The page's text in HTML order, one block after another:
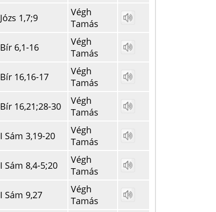
Józs 1,7;9
Végh
Tamás
Bír 6,1-16
Végh
Tamás
Bír 16,16-17
Végh
Tamás
Bír 16,21;28-30
Végh
Tamás
I Sám 3,19-20
Végh
Tamás
I Sám 8,4-5;20
Végh
Tamás
I Sám 9,27
Végh
Tamás